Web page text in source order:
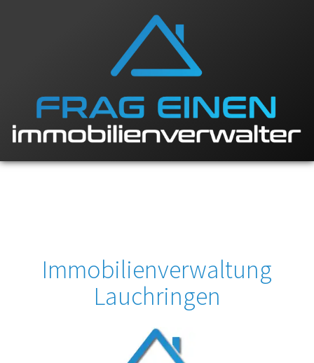
Immobilienverwaltung
Lauchringen